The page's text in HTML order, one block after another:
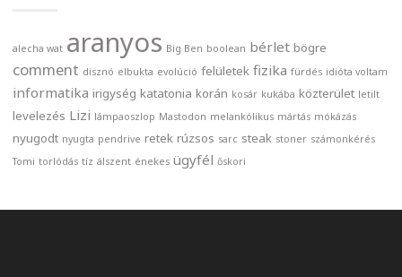
alecha wat aranyos Big Ben boolean bérlet bögre
comment disznó elbukta evolúció felületek fizika fürdés idióta voltam
informatika irigység katatonia korán kosár kukába közterület letilt
levelezés Lizi lámpaoszlop Mastodon melankólikus mártás mókázás
nyugodt nyugta pendrive retek rúzsos sarc steak stoner számonkérés
Tomi torlódás tíz álszent énekes ügyfél őskori